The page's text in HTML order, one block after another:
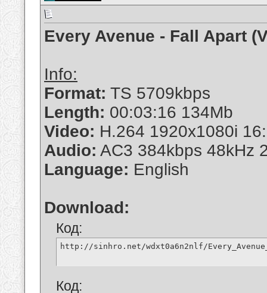
Every Avenue - Fall Apart
Info:
Format: TS 5709kbps
Length: 00:03:16 134Mb
Video: H.264 1920x1080i
Audio: AC3 384kbps 48kHz
Language: English
Download:
Код:
http://sinhro.net/wdxt0a6n2nlf/
Код: